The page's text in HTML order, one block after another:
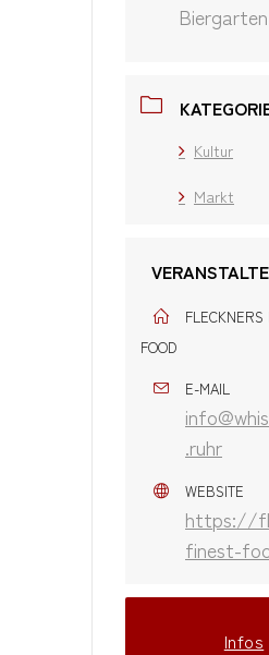
Biergarten
Kultur
Markt
FLECKNERS
FOOD
E-MAIL
.ruhr
WEBSITE
https://
finest-
Infos